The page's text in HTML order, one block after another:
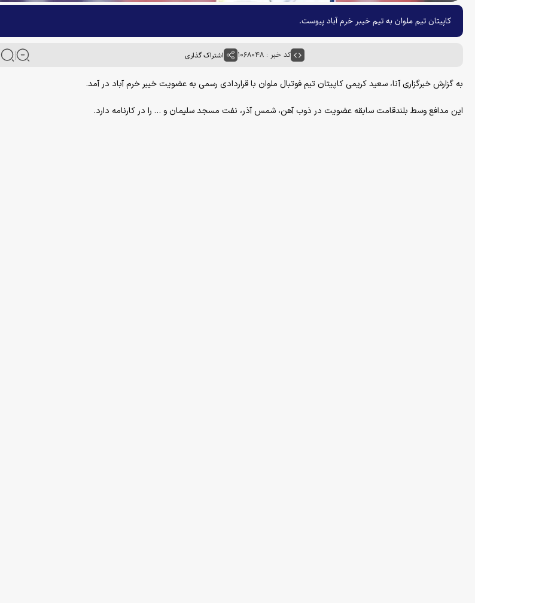
کاپیتان تیم ملوان به تیم خیبر خرم آباد پیوست.
کد خبر : ۱۰۶۸۰۴۸ اشتراک گذاری
به گزارش خبرگزاری آنا، سعید کریمی کاپیتان تیم فوتبال ملوان با قراردادی رسمی به عضویت خیبر خرم آباد در آمد.
این مدافع وسط بلندقامت سابقه عضویت در ذوب آهن، شمس آذر، نفت مسجد سلیمان و … را در کارنامه دارد.